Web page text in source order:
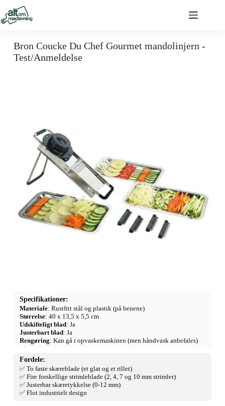
Bron Coucke Du Chef Gourmet mandolinjern -
Test/Anmeldelse
Specifikationer:
Materiale: Rustfrit stål og plastik (på benene)
Størrelse: 40 x 13,5 x 5,5 cm
Udskifteligt blad: Ja
Justerbart blad: Ja
Rengøring: Kan gå i opvaskemaskinen (men håndvask anbefales)
Fordele:
✅ To faste skæreblade (et glat og et rillet)
✅ Fire forskellige strimleblade (2, 4, 7 og 10 mm strimler)
✅ Justerbar skæretykkelse (0-12 mm)
✅ Flot industrielt design